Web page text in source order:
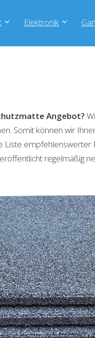
Elektronik
Angebot?
Somit können wir
empfehlenswerter
regelmäßig